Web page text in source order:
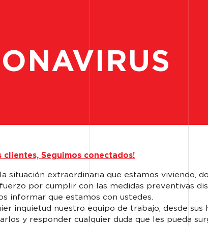
situación extraordinaria que estamos viviendo,
por cumplir con las medidas preventivas
informar que estamos con ustedes.
inquietud nuestro equipo de trabajo, desde sus
y responder cualquier duda que les pueda